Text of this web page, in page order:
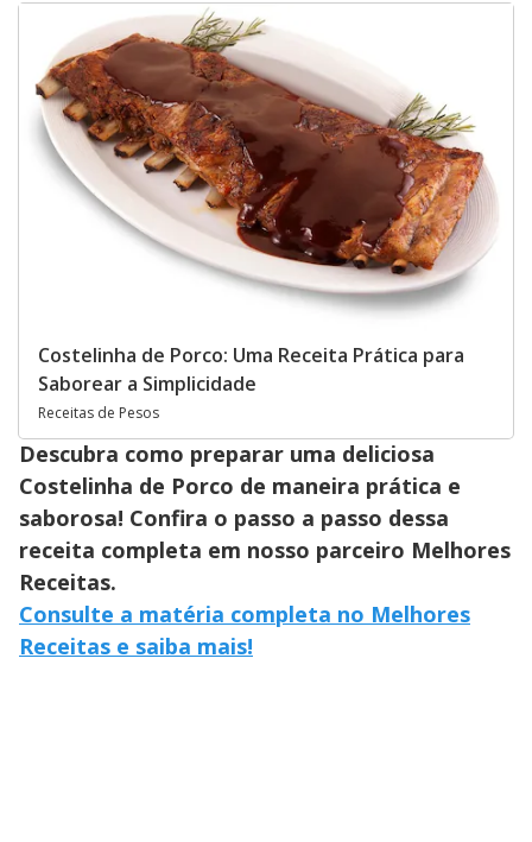
Costelinha de Porco: Uma Receita Prática para
Saborear a Simplicidade
Receitas de Pesos
Descubra como preparar uma deliciosa
Costelinha de Porco de maneira prática e
saborosa! Confira o passo a passo dessa
receita completa em nosso parceiro Melhores
Receitas.
Consulte a matéria completa no Melhores
Receitas e saiba mais!